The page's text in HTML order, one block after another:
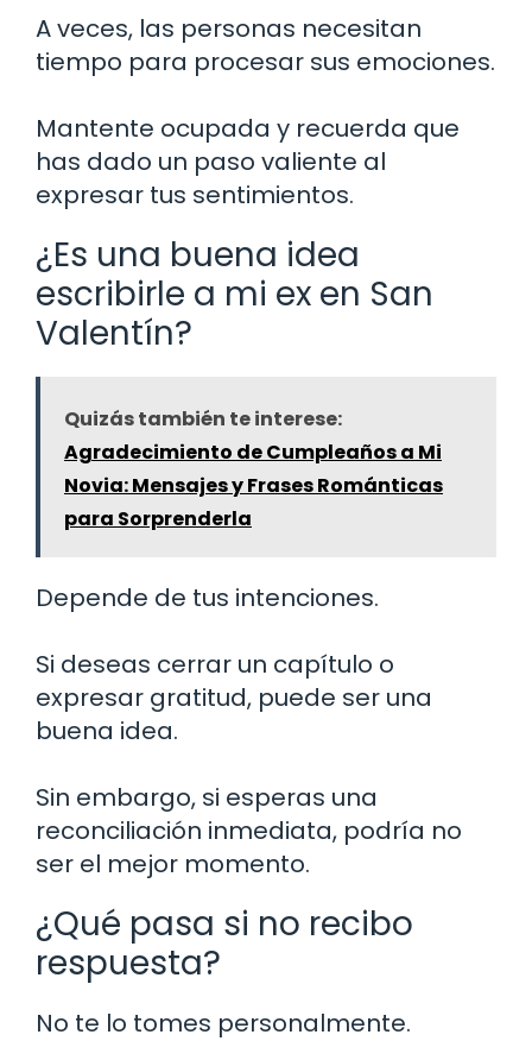
A veces, las personas necesitan
tiempo para procesar sus emociones.
Mantente ocupada y recuerda que
has dado un paso valiente al
expresar tus sentimientos.
¿Es una buena idea
escribirle a mi ex en San
Valentín?
Quizás también te interese:
Agradecimiento de Cumpleaños a Mi
Novia: Mensajes y Frases Románticas
para Sorprenderla
Depende de tus intenciones.
Si deseas cerrar un capítulo o
expresar gratitud, puede ser una
buena idea.
Sin embargo, si esperas una
reconciliación inmediata, podría no
ser el mejor momento.
¿Qué pasa si no recibo
respuesta?
No te lo tomes personalmente.